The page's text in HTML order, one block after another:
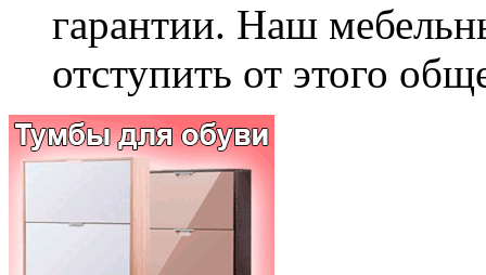
гарантии. Наш
отступить от этого